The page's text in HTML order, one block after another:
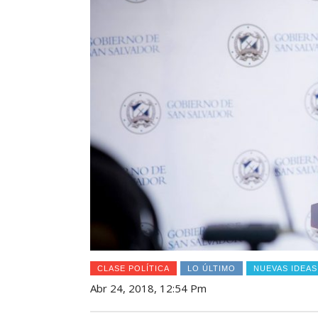
CLASE POLÍTICA LO ÚLTIMO NUEVAS IDEAS
Abr 24, 2018, 12:54 Pm